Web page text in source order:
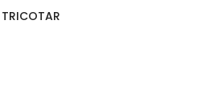
TRICOTAR